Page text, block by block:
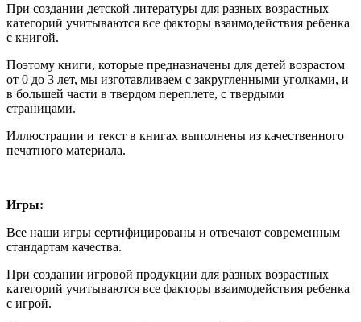
При создании детской литературы для разных возрастных
категорий учитываются все факторы взаимодействия ребенка
с книгой.
Поэтому книги, которые предназначены для детей возрастом
от 0 до 3 лет, мы изготавливаем с закругленными уголками, и
в большей части в твердом переплете, с твердыми
страницами.
Иллюстрации и текст в книгах выполнены из качественного
печатного материала.
Игры:
Все наши игры сертифицированы и отвечают современным
стандартам качества.
При создании игровой продукции для разных возрастных
категорий учитываются все факторы взаимодействия ребенка
с игрой.